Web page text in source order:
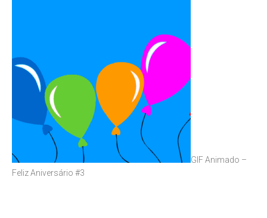
GIF Animado –
Feliz Aniversário #3